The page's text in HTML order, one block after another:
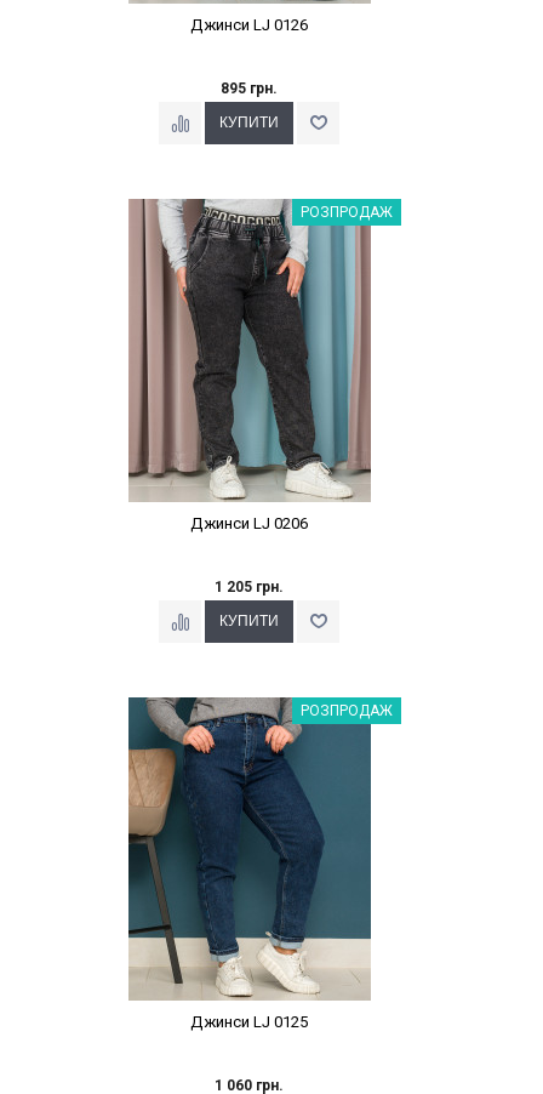
Джинси LJ 0126
895 грн.
Наклейки Варіант з %РОЗПРОДАЖ
Джинси LJ 0206
1 205 грн.
Наклейки Варіант з %РОЗПРОДАЖ
Джинси LJ 0125
1 060 грн.